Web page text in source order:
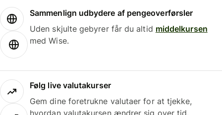
Sammenlign udbydere af pengeoverførsler
Uden skjulte gebyrer får du altid middelkursen
med Wise.
Følg live valutakurser
Gem dine foretrukne valutaer for at tjekke,
hvordan valutakursen ændrer sig over tid.